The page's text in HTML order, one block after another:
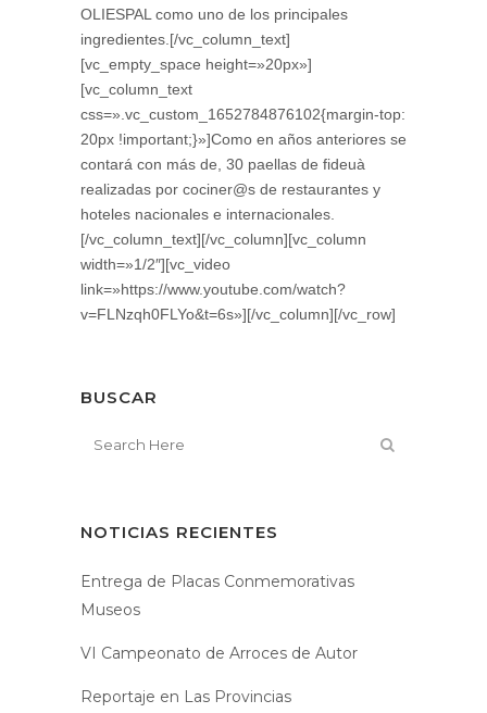
OLIESPAL como uno de los principales
ingredientes.[/vc_column_text]
[vc_empty_space height=»20px»]
[vc_column_text
css=».vc_custom_1652784876102{margin-top:
20px !important;}»]Como en años anteriores se
contará con más de, 30 paellas de fideuà
realizadas por cociner@s de restaurantes y
hoteles nacionales e internacionales.
[/vc_column_text][/vc_column][vc_column
width=»1/2″][vc_video
link=»https://www.youtube.com/watch?
v=FLNzqh0FLYo&t=6s»][/vc_column][/vc_row]
BUSCAR
NOTICIAS RECIENTES
Entrega de Placas Conmemorativas
Museos
VI Campeonato de Arroces de Autor
Reportaje en Las Provincias